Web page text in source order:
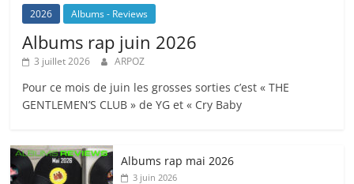
2026 Albums - Reviews
Albums rap juin 2026
3 juillet 2026 ARPOZ
Pour ce mois de juin les grosses sorties c’est « THE
GENTLEMEN’S CLUB » de YG et « Cry Baby
Albums rap mai 2026
3 juin 2026